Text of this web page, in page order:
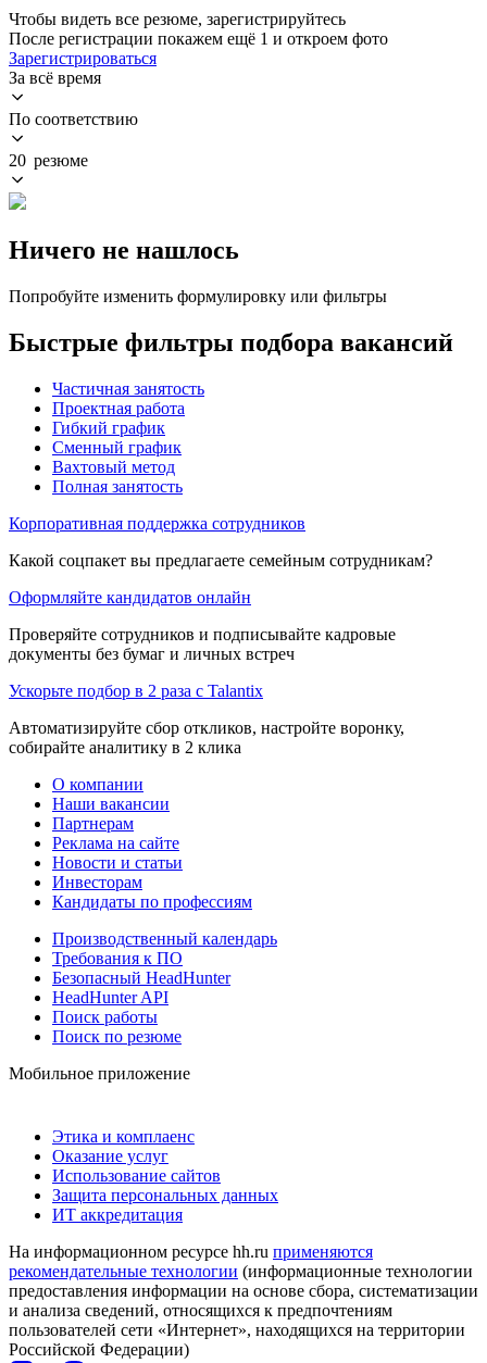
Чтобы видеть все резюме, зарегистрируйтесь
После регистрации покажем ещё 1 и откроем фото
Зарегистрироваться
За всё время
По соответствию
20 резюме
Ничего не нашлось
Попробуйте изменить формулировку или фильтры
Быстрые фильтры подбора вакансий
Частичная занятость
Проектная работа
Гибкий график
Сменный график
Вахтовый метод
Полная занятость
Корпоративная поддержка сотрудников
Какой соцпакет вы предлагаете семейным сотрудникам?
Оформляйте кандидатов онлайн
Проверяйте сотрудников и подписывайте кадровые
документы без бумаг и личных встреч
Ускорьте подбор в 2 раза с Talantix
Автоматизируйте сбор откликов, настройте воронку,
собирайте аналитику в 2 клика
О компании
Наши вакансии
Партнерам
Реклама на сайте
Новости и статьи
Инвесторам
Кандидаты по профессиям
Производственный календарь
Требования к ПО
Безопасный HeadHunter
HeadHunter API
Поиск работы
Поиск по резюме
Мобильное приложение
Этика и комплаенс
Оказание услуг
Использование сайтов
Защита персональных данных
ИТ аккредитация
На информационном ресурсе hh.ru применяются
рекомендательные технологии (информационные технологии
предоставления информации на основе сбора, систематизации
и анализа сведений, относящихся к предпочтениям
пользователей сети «Интернет», находящихся на территории
Российской Федерации)